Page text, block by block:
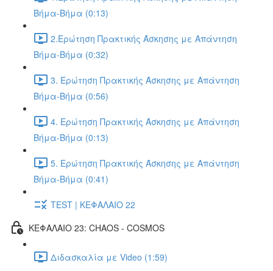
Βήμα-Βήμα (0:13)
2.Ερώτηση Πρακτικής Άσκησης με Απάντηση
Βήμα-Βήμα (0:32)
3. Ερώτηση Πρακτικής Άσκησης με Απάντηση
Βήμα-Βήμα (0:56)
4. Ερώτηση Πρακτικής Άσκησης με Απάντηση
Βήμα-Βήμα (0:13)
5. Ερώτηση Πρακτικής Άσκησης με Απάντηση
Βήμα-Βήμα (0:41)
TEST | ΚΕΦΑΛΑΙΟ 22
ΚΕΦΑΛΑΙΟ 23: CHAOS - COSMOS
Διδασκαλία με Video (1:59)